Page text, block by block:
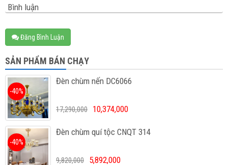
Bình luận
Đăng Bình Luận
SẢN PHẨM BÁN CHẠY
Đèn chùm nến DC6066
-40%
17,290,000 10,374,000
Đèn chùm quí tộc CNQT 314
-40%
9,820,000 5,892,000